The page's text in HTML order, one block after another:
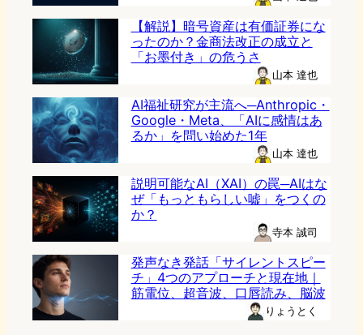
【解説】暗号資産は有価証券にな
ったのか？金商法改正の成立と
「お墨付き」の危うさ
山本 達也
AI福祉研究が主流へ─Anthropic・
Google・Meta、「AIに感情はあ
るか」を問い始めた1年
山本 達也
説明可能なAI（XAI）の罠─AIはな
ぜ「もっともらしい嘘」をつくの
か？
寺本 誠司
発声なき発話「サイレントスピー
チ」4つのアプローチと現在地｜
筋電位、超音波、口唇読み、脳波
りょうとく